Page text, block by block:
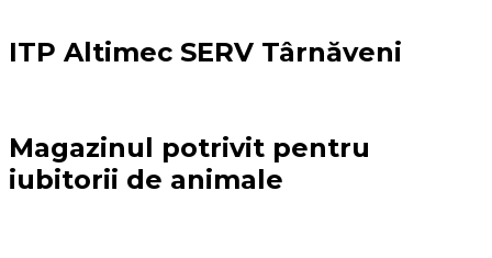
ITP Altimec SERV Târnăveni
Magazinul potrivit pentru
iubitorii de animale